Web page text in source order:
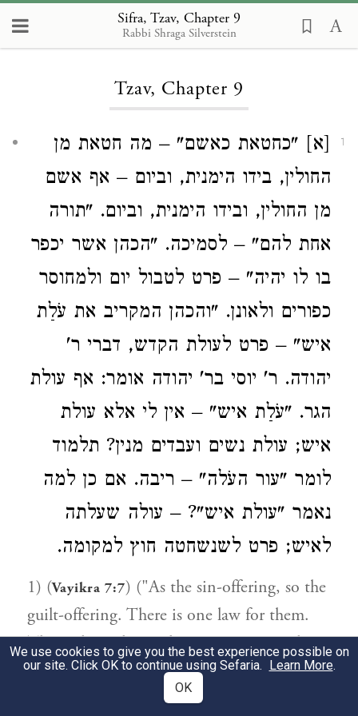
Sifra, Tzav, Chapter 9
Rabbi Shraga Silverstein
Loading...
Tzav, Chapter 9
1
[א] "כחטאת כאשם" – מה חטאת מן
החולין, בידו הימנית, וביום – אף אשם
מן החולין, ובידו הימנית, וביום. "תורה
אחת להם" – לסמיכה. "הכהן‏ אשר יכפר
בו לו יהיה" – פרט לטבול יום ולמחוסר
כפורים ולאונן. "והכהן המקריב את עֹלַת
איש" – פרט לעולת הקדש, דברי ר'
יהודה. ר' יוסי בר' יהודה אומר: אף עולת
הגר. "עֹלַת איש" – אין לי אלא עולת
איש; עולת נשים ועבדים מנין? תלמוד
לומר "עור העֹלה" – ריבה. אם כן למה
נאמר "עולת איש"? – עולה שעלתה
לאיש; פרט לשנשחטה חוץ למקומה.
1) (Vayikra 7:7) ("As the sin-offering, so the
guilt-offering. There is one law for them.
The Cohein that makes atonement with
them, to him shall it be.") "As the sin-
offering, so the guilt-offering": Just as a sin-
We use cookies to give you the best experience possible on
our site. Click OK to continue using Sefaria. Learn More.
OK